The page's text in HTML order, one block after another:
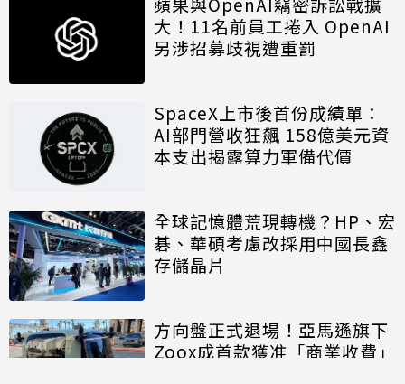
大！11名前員工捲入 OpenAI
另涉招募歧視遭重罰
SpaceX上市後首份成績單：
AI部門營收狂飆 158億美元資
本支出揭露算力軍備代價
全球記憶體荒現轉機？HP、宏
碁、華碩考慮改採用中國長鑫
存儲晶片
方向盤正式退場！亞馬遜旗下
Zoox成首款獲准「商業收費」